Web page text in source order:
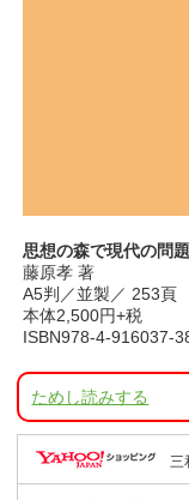
思想の森で現代の問
藤原孝 著
A5判／並製／ 253頁
本体2,500円+税
ISBN978-4-916037-
ためし読みする
三